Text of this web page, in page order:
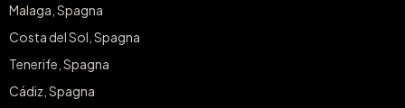
Malaga, Spagna
Costa del Sol, Spagna
Tenerife, Spagna
Cádiz, Spagna